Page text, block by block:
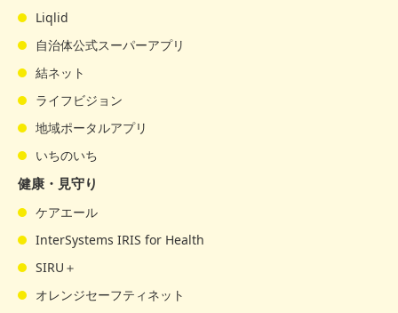
Liqlid
自治体公式スーパーアプリ
結ネット
ライフビジョン
地域ポータルアプリ
いちのいち
健康・見守り
ケアエール
InterSystems IRIS for Health
SIRU＋
オレンジセーフティネット